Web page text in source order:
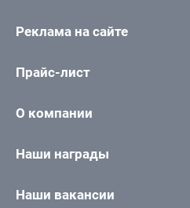
Реклама на сайте
Прайс-лист
О компании
Наши награды
Наши вакансии